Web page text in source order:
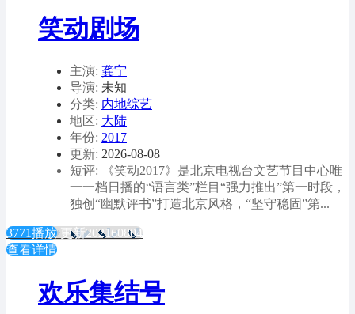
笑动剧场
主演: 龚宁
导演: 未知
分类: 内地综艺
地区: 大陆
年份: 2017
更新: 2026-08-08
短评: 《笑动2017》是北京电视台文艺节目中心唯
一一档日播的“语言类”栏目“强力推出”第一时段，
独创“幽默评书”打造北京风格，“坚守稳固”第...
3771播放 更新202160804
查看详情
欢乐集结号